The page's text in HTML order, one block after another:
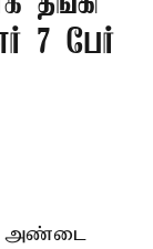
7 பேர்
அண்டை